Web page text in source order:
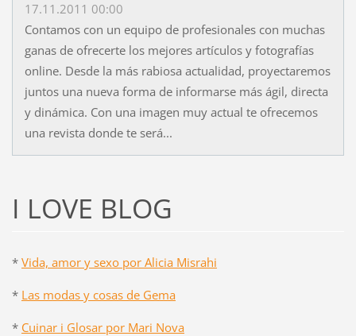
17.11.2011 00:00
Contamos con un equipo de profesionales con muchas
ganas de ofrecerte los mejores artículos y fotografías
online. Desde la más rabiosa actualidad, proyectaremos
juntos una nueva forma de informarse más ágil, directa
y dinámica. Con una imagen muy actual te ofrecemos
una revista donde te será...
I LOVE BLOG
* Vida, amor y sexo por Alicia Misrahi
* Las modas y cosas de Gema
* Cuinar i Glosar por Mari Nova